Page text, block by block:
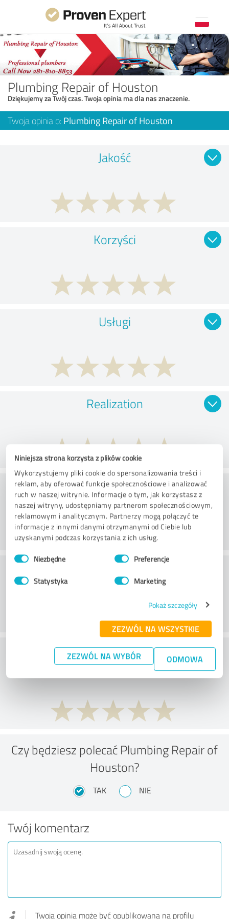
Niniejsza strona korzysta z plików cookie
Wykorzystujemy pliki cookie do spersonalizowania treści i
reklam, aby oferować funkcje społecznościowe i analizować
ruch w naszej witrynie. Informacje o tym, jak korzystasz z
naszej witryny, udostępniamy partnerom społecznościowym,
reklamowym i analitycznym. Partnerzy mogą połączyć te
informacje z innymi danymi otrzymanymi od Ciebie lub
uzyskanymi podczas korzystania z ich usług.
Wybór
zgody Niezbędne Preferencje
Statystyka Marketing
Pokaż szczegóły
ZEZWÓL NA WSZYSTKIE
ZEZWÓL NA WYBÓR ODMOWA
Plumbing Repair of Houston
Dziękujemy za Twój czas. Twoja opinia ma dla nas znaczenie.
Twoja opinia o: Plumbing Repair of Houston
Jakość
Korzyści
Usługi
Realization
Doradztwo
Obsługa klienta
Co sądzisz o stosunku ceny do
wydajności?
Czy będziesz polecać Plumbing Repair of
Houston?
TAK NIE
Twój komentarz
Twoja opinia może być opublikowana na profilu